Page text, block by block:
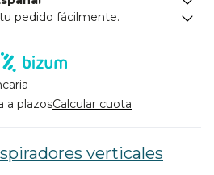
pedido fácilmente.
a plazosCalcular cuota
verticales